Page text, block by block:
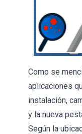
Como se
aplicaciones
instalación,
y la nueva
Según la